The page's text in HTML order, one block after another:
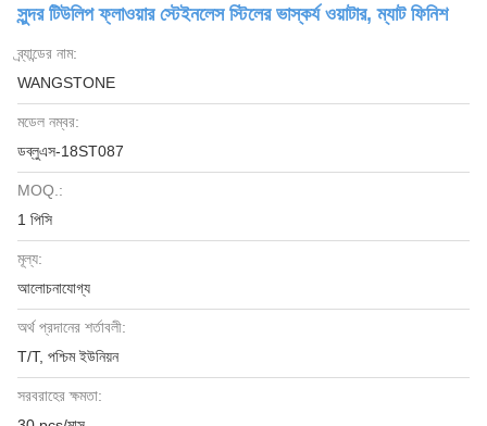
সুন্দর টিউলিপ ফ্লাওয়ার স্টেইনলেস স্টিলের ভাস্কর্য ওয়াটার, ম্যাট ফিনিশ
ব্র্যান্ডের নাম:
WANGSTONE
মডেল নম্বর:
ডব্লুএস-18ST087
MOQ.:
1 পিসি
মূল্য:
আলোচনাযোগ্য
অর্থ প্রদানের শর্তাবলী:
T/T, পশ্চিম ইউনিয়ন
সরবরাহের ক্ষমতা: